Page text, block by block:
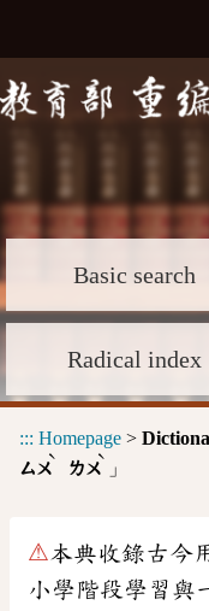
Basic search
Radical index
::: Homepage >
ㄙㄨ
ˋ
ㄌㄨ
ˋ
」
⚠本典收錄古今
小學階段學習與